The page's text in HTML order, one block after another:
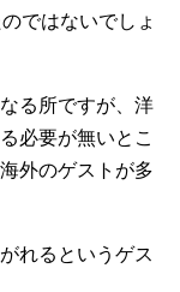
ではないでしょ
る所ですが、洋
必要が無いとこ
外のゲストが多
れるというゲス